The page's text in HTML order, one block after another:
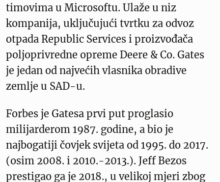
timovima u Microsoftu. Ulaže u niz
kompanija, uključujući tvrtku za odvoz
otpada Republic Services i proizvođača
poljoprivredne opreme Deere & Co. Gates
je jedan od najvećih vlasnika obradive
zemlje u SAD-u.
Forbes je Gatesa prvi put proglasio
milijarderom 1987. godine, a bio je
najbogatiji čovjek svijeta od 1995. do 2017.
(osim 2008. i 2010.-2013.). Jeff Bezos
prestigao ga je 2018., u velikoj mjeri zbog